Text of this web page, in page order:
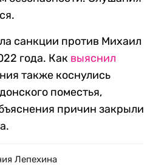
санкции против Михаил
года. Как выяснил
также коснулись
поместья,
причин закрыли
Лепехина